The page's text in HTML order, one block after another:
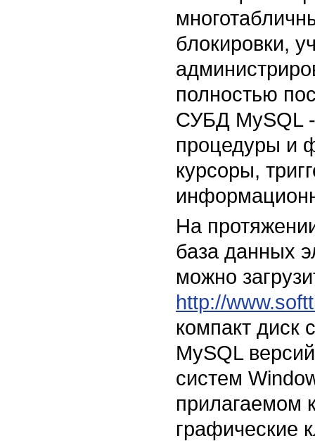
блокировки,
полностью
СУБД MySQL
процедуры и
курсоры,
На
база данных
можно
http://
компакт диск
MySQL
систем
прилагаемом
графические